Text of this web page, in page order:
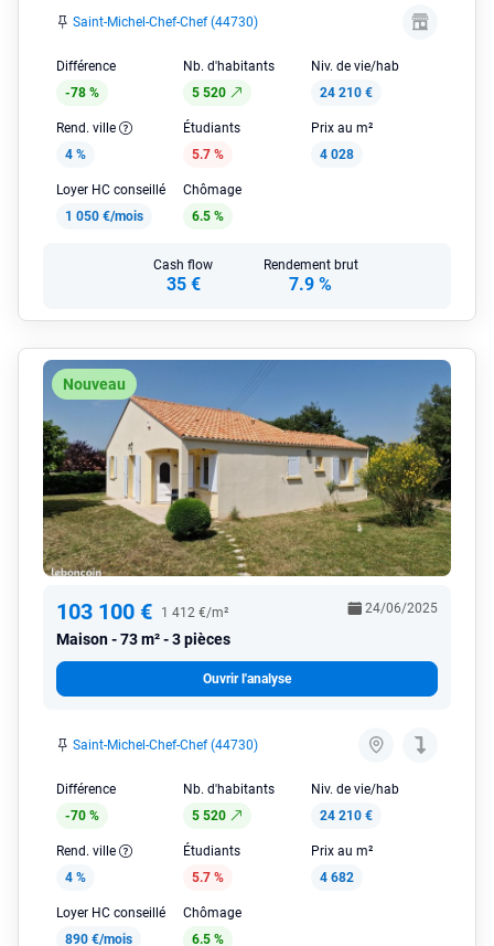
Saint-Michel-Chef-Chef (44730)
Différence
-78 %
Nb. d'habitants
5 520
Niv. de vie/hab
24 210 €
Rend. ville
4 %
Étudiants
5.7 %
Prix au m²
4 028
Loyer HC conseillé
1 050 €/mois
Chômage
6.5 %
Cash flow
35 €
Rendement brut
7.9 %
Nouveau
103 100 € 1 412 €/m²
Maison 73 m² - 3 pièces
24/06/2025
Ouvrir l'analyse
Saint-Michel-Chef-Chef (44730)
Différence
-70 %
Nb. d'habitants
5 520
Niv. de vie/hab
24 210 €
Rend. ville
4 %
Étudiants
5.7 %
Prix au m²
4 682
Loyer HC conseillé
890 €/mois
Chômage
6.5 %